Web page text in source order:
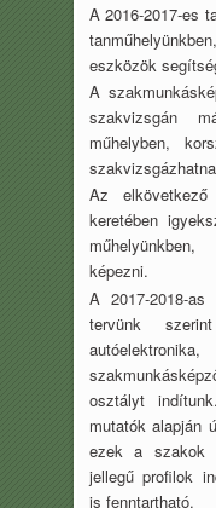
A 2016-2017-es
eszközök
A
szakvizsgán
műhelyben,
Az
keretében
képezni.
A 2017-2018-
tervünk
osztályt
mutatók alapján
ezek a szakok
jellegű profilok
is fenntartható.